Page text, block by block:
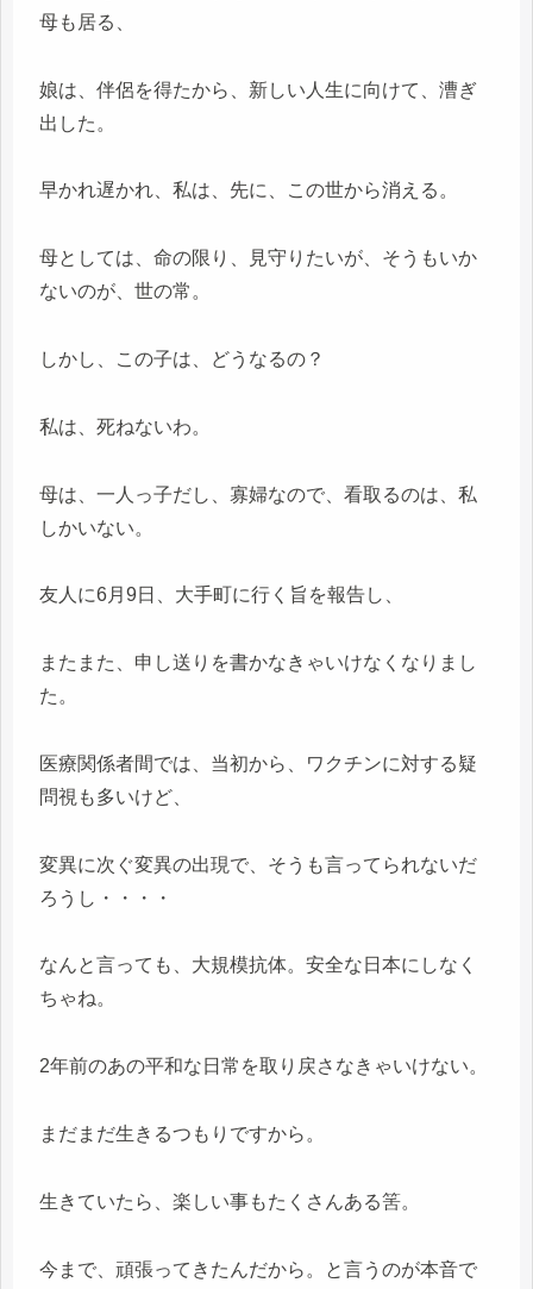
母も居る、
娘は、伴侶を得たから、新しい人生に向けて、漕ぎ
出した。
早かれ遅かれ、私は、先に、この世から消える。
母としては、命の限り、見守りたいが、そうもいか
ないのが、世の常。
しかし、この子は、どうなるの？
私は、死ねないわ。
母は、一人っ子だし、寡婦なので、看取るのは、私
しかいない。
友人に6月9日、大手町に行く旨を報告し、
またまた、申し送りを書かなきゃいけなくなりまし
た。
医療関係者間では、当初から、ワクチンに対する疑
問視も多いけど、
変異に次ぐ変異の出現で、そうも言ってられないだ
ろうし・・・・
なんと言っても、大規模抗体。安全な日本にしなく
ちゃね。
2年前のあの平和な日常を取り戻さなきゃいけない。
まだまだ生きるつもりですから。
生きていたら、楽しい事もたくさんある筈。
今まで、頑張ってきたんだから。と言うのが本音で